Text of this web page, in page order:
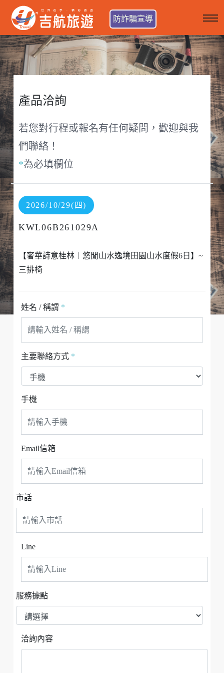
防詐騙宣導
產品洽詢
若您對行程或報名有任何疑問，歡迎與我
們聯絡！
*為必填欄位
2026/10/29(四)
KWL06B261029A
【奢華詩意桂林︱悠閒山水逸境田園山水度假6日】~
三排椅
姓名 / 稱謂 *
主要聯絡方式 *
手機
Email信箱
市話
Line
服務據點
洽詢內容